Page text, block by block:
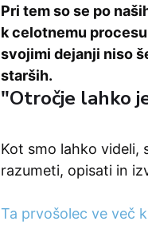
Pri tem so se po
k celotnemu
svojimi dejanji niso
starših.
"Otročje lahko
Kot smo lahko videli,
razumeti, opisati in
Ta prvošolec ve več